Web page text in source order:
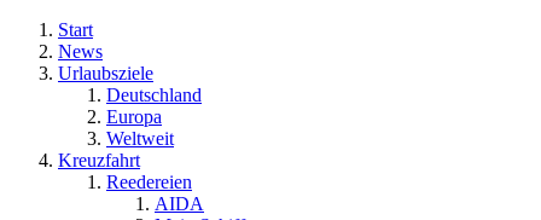
Start
News
Urlaubsziele
Deutschland
Europa
Weltweit
Kreuzfahrt
Reedereien
AIDA